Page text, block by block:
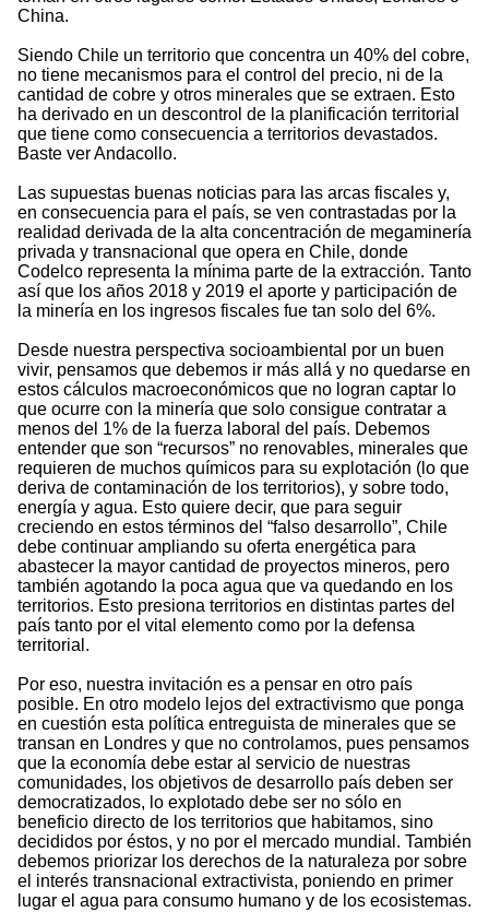
China.
Siendo Chile un territorio que concentra un 40% del cobre,
no tiene mecanismos para el control del precio, ni de la
cantidad de cobre y otros minerales que se extraen. Esto
ha derivado en un descontrol de la planificación territorial
que tiene como consecuencia a territorios devastados.
Baste ver Andacollo.
Las supuestas buenas noticias para las arcas fiscales y,
en consecuencia para el país, se ven contrastadas por la
realidad derivada de la alta concentración de megaminería
privada y transnacional que opera en Chile, donde
Codelco representa la mínima parte de la extracción. Tanto
así que los años 2018 y 2019 el aporte y participación de
la minería en los ingresos fiscales fue tan solo del 6%.
Desde nuestra perspectiva socioambiental por un buen
vivir, pensamos que debemos ir más allá y no quedarse en
estos cálculos macroeconómicos que no logran captar lo
que ocurre con la minería que solo consigue contratar a
menos del 1% de la fuerza laboral del país. Debemos
entender que son “recursos” no renovables, minerales que
requieren de muchos químicos para su explotación (lo que
deriva de contaminación de los territorios), y sobre todo,
energía y agua. Esto quiere decir, que para seguir
creciendo en estos términos del “falso desarrollo”, Chile
debe continuar ampliando su oferta energética para
abastecer la mayor cantidad de proyectos mineros, pero
también agotando la poca agua que va quedando en los
territorios. Esto presiona territorios en distintas partes del
país tanto por el vital elemento como por la defensa
territorial.
Por eso, nuestra invitación es a pensar en otro país
posible. En otro modelo lejos del extractivismo que ponga
en cuestión esta política entreguista de minerales que se
transan en Londres y que no controlamos, pues pensamos
que la economía debe estar al servicio de nuestras
comunidades, los objetivos de desarrollo país deben ser
democratizados, lo explotado debe ser no sólo en
beneficio directo de los territorios que habitamos, sino
decididos por éstos, y no por el mercado mundial. También
debemos priorizar los derechos de la naturaleza por sobre
el interés transnacional extractivista, poniendo en primer
lugar el agua para consumo humano y de los ecosistemas.